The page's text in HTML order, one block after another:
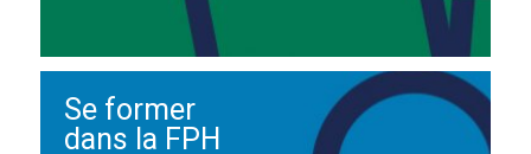
Se former
dans la FPH